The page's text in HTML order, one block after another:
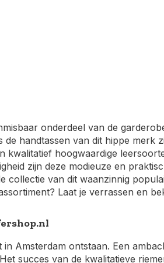
onderdeel van de
de handtassen van dit hippe merk
kwalitatief hoogwaardige
zijn deze modieuze en
collectie van dit waanzinnig
Laat je verrassen en
Amsterdam ontstaan. Een
succes van de kwalitatieve